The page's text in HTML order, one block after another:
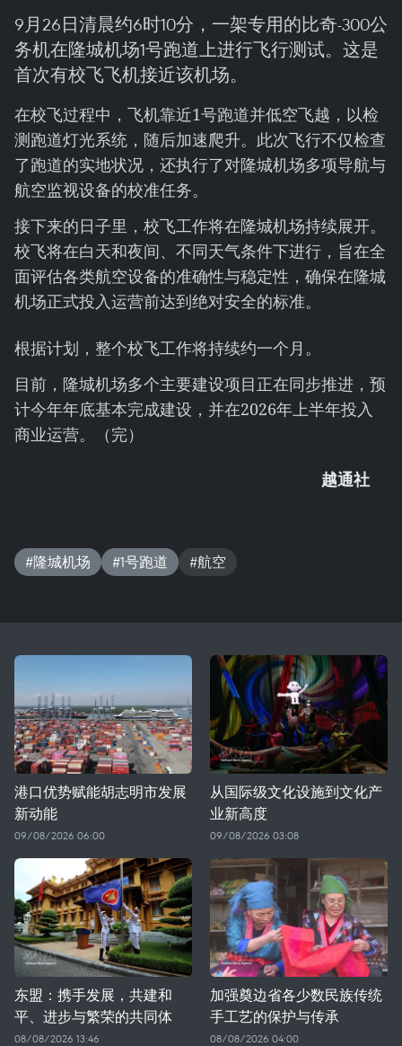
9月26日清晨约6时10分，一架专用的比奇-300公
务机在隆城机场1号跑道上进行飞行测试。这是
首次有校飞飞机接近该机场。
在校飞过程中，飞机靠近1号跑道并低空飞越，以检
测跑道灯光系统，随后加速爬升。此次飞行不仅检查
了跑道的实地状况，还执行了对隆城机场多项导航与
航空监视设备的校准任务。
接下来的日子里，校飞工作将在隆城机场持续展开。
校飞将在白天和夜间、不同天气条件下进行，旨在全
面评估各类航空设备的准确性与稳定性，确保在隆城
机场正式投入运营前达到绝对安全的标准。
根据计划，整个校飞工作将持续约一个月。
目前，隆城机场多个主要建设项目正在同步推进，预
计今年年底基本完成建设，并在2026年上半年投入
商业运营。（完）
越通社
#隆城机场 #1号跑道 #航空
港口优势赋能胡志明市发展
新动能
09/08/2026 06:00
从国际级文化设施到文化产
业新高度
09/08/2026 03:08
东盟：携手发展，共建和
平、进步与繁荣的共同体
08/08/2026 13:46
加强奠边省各少数民族传统
手工艺的保护与传承
08/08/2026 04:00